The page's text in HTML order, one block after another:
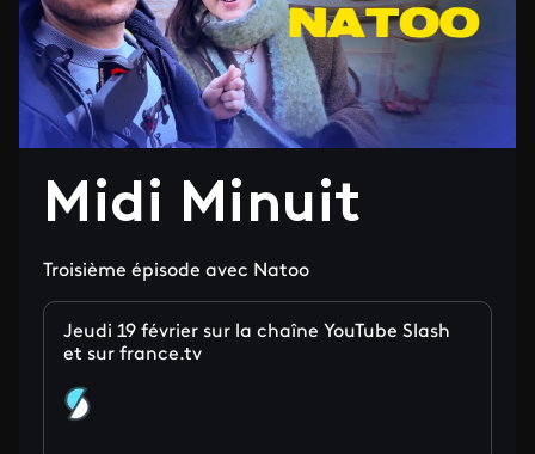
Midi Minuit
Troisième épisode avec Natoo
Jeudi 19 février sur la chaîne YouTube Slash
et sur france.tv